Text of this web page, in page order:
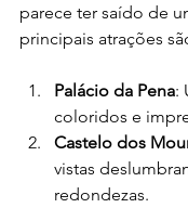
parece ter saído de
principais atrações
Palácio da Pena:
coloridos e
Castelo dos
vistas
redondezas.